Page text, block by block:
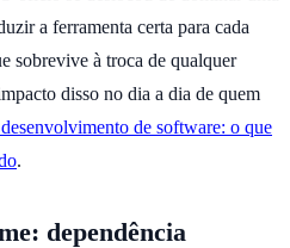
a ferramenta certa para cada
sobrevive à troca de qualquer
disso no dia a dia de quem
de software: o que
.
dependência